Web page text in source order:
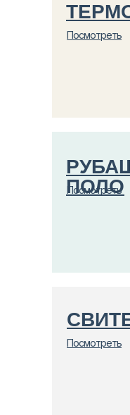
Посмотреть
Посмотреть
ПОЛО
Посмотреть